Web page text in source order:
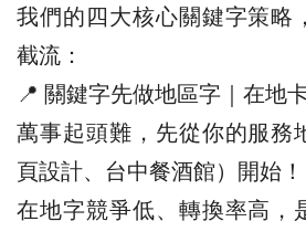
我們的四大核心關鍵字策略
截流：
📍 關鍵字先做地區字｜在地
萬事起頭難，先從你的服務
頁設計、台中餐酒館）開始！
在地字競爭低、轉換率高，